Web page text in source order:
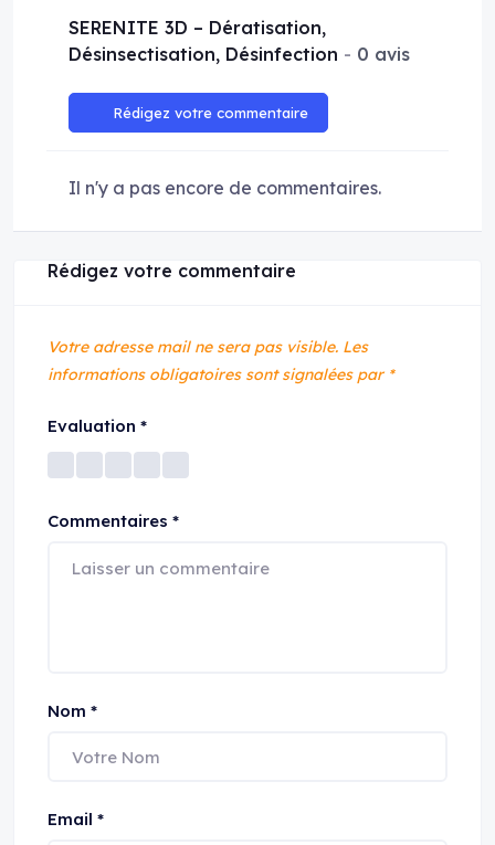
SERENITE 3D – Dératisation,
Désinsectisation, Désinfection
0 avis
Rédigez votre commentaire
Il n'y a pas encore de commentaires.
Rédigez votre commentaire
Votre adresse mail ne sera pas visible. Les
informations obligatoires sont signalées par *
Evaluation *
Commentaires *
Nom *
Email *